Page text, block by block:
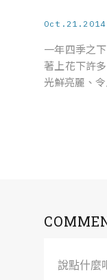
Oct.21.2014
一年四季之
著上花下許
光鮮亮麗、
說點什麼